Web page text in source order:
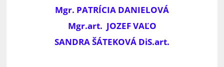
Mgr. PATRÍCIA DANIELOVÁ
Mgr.art. JOZEF VAĽO
SANDRA ŠÁTEKOVÁ DiS.art.